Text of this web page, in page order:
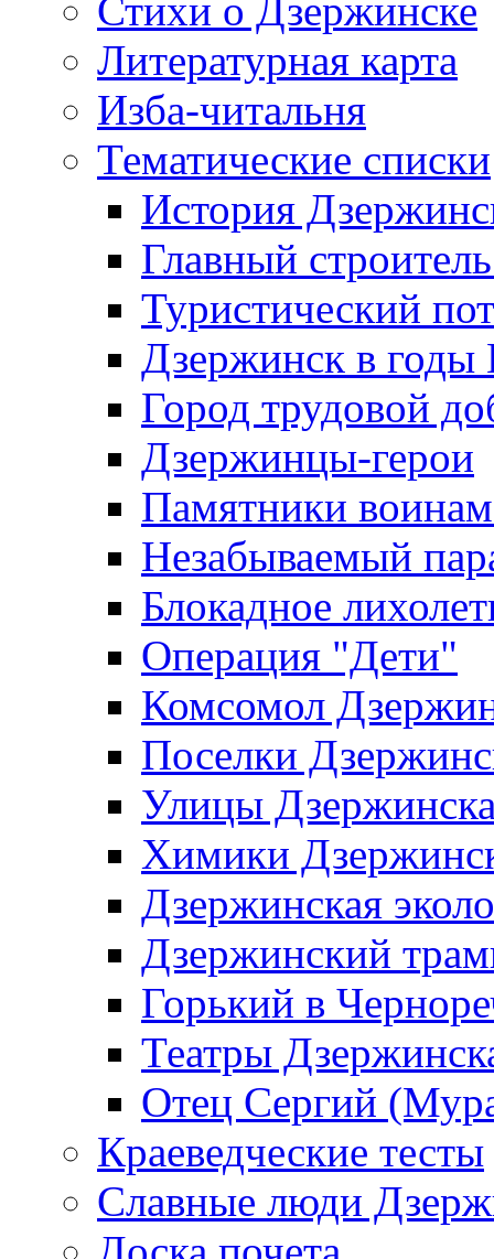
Стихи о Дзержинске
Литературная карта
Изба-читальня
Тематические списки
История
Главный
Туристический
Дзержинск в
Город трудовой
Дзержинцы-герои
Памятники
Незабываемый
Блокадное
Операция "Дети"
Комсомол
Поселки
Улицы
Химики
Дзержинская
Дзержинский
Горький в
Театры
Отец Сергий
Краеведческие тесты
Славные люди